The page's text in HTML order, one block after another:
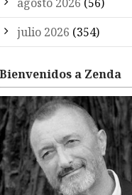
julio 2026 (354)
Bienvenidos a Zenda